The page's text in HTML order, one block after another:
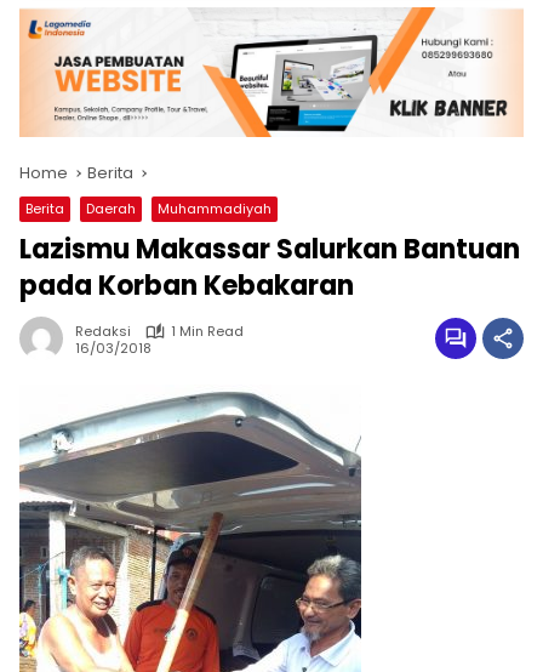
Home Berita
Berita Daerah Muhammadiyah
Lazismu Makassar Salurkan Bantuan
pada Korban Kebakaran
Redaksi
1 Min Read
16/03/2018